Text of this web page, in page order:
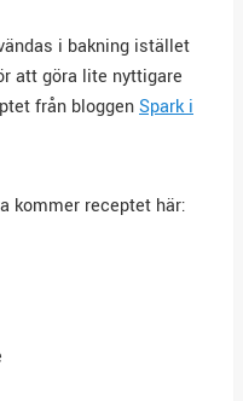
i bakning istället
att göra lite nyttigare
från bloggenSpark i
kommer receptet här: